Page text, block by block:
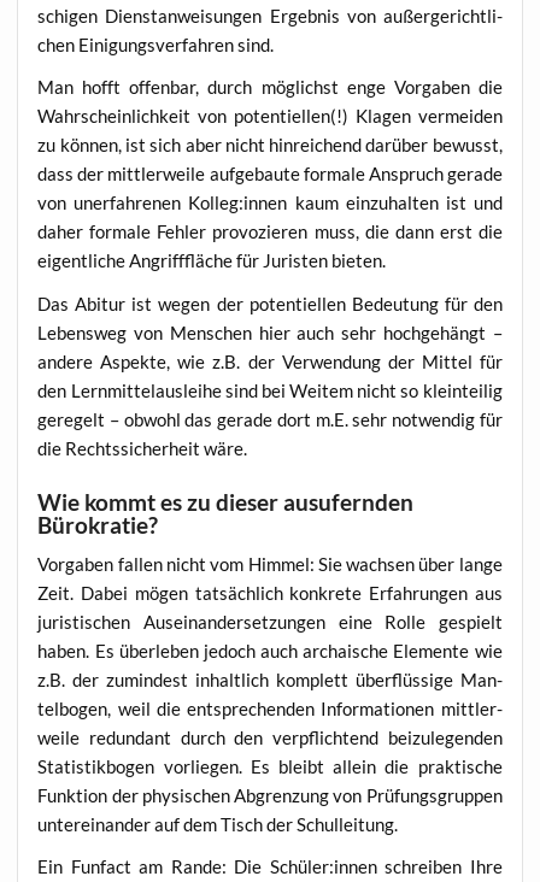
schi­gen Dienst­an­wei­sun­gen Ergeb­nis von außer­ge­richt­li­
chen Eini­gungs­ver­fah­ren sind.
Man hofft offen­bar, durch mög­lichst enge Vor­ga­ben die
Wahr­schein­lich­keit von poten­ti­el­len(!) Kla­gen ver­mei­den
zu kön­nen, ist sich aber nicht hin­rei­chend dar­über bewusst,
dass der mitt­ler­wei­le auf­ge­bau­te for­ma­le Anspruch gera­de
von uner­fah­re­nen Kolleg:innen kaum ein­zu­hal­ten ist und
daher for­ma­le Feh­ler pro­vo­zie­ren muss, die dann erst die
eigent­li­che Angriff­flä­che für Juris­ten bieten.
Das Abitur ist wegen der poten­ti­el­len Bedeu­tung für den
Lebens­weg von Men­schen hier auch sehr hoch­ge­hängt –
ande­re Aspek­te, wie z.B. der Ver­wen­dung der Mit­tel für
den Lern­mit­tel­aus­lei­he sind bei Wei­tem nicht so klein­tei­lig
gere­gelt – obwohl das gera­de dort m.E. sehr not­wen­dig für
die Rechts­si­cher­heit wäre.
Wie kommt es zu dieser ausufernden
Bürokratie?
Vor­ga­ben fal­len nicht vom Him­mel: Sie wach­sen über lan­ge
Zeit. Dabei mögen tat­säch­lich kon­kre­te Erfah­run­gen aus
juris­ti­schen Aus­ein­an­der­set­zun­gen eine Rol­le gespielt
haben. Es über­le­ben jedoch auch archai­sche Ele­men­te wie
z.B. der zumin­dest inhalt­lich kom­plett über­flüs­si­ge Man­
tel­bo­gen, weil die ent­spre­chen­den Infor­ma­tio­nen mitt­ler­
wei­le red­un­dant durch den ver­pflich­tend bei­zu­le­gen­den
Sta­tis­tik­bo­gen vor­lie­gen. Es bleibt allein die prak­ti­sche
Funk­ti­on der phy­si­schen Abgren­zung von Prü­fungs­grup­pen
unter­ein­an­der auf dem Tisch der Schulleitung.
Ein Fun­fact am Ran­de: Die Schüler:innen schrei­ben Ihre